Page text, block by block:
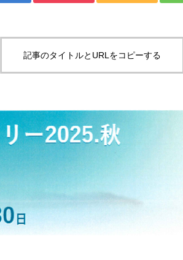
記事のタイトルとURLをコピーする